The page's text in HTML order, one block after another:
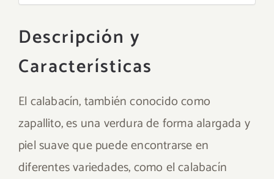
Descripción y
Características
El calabacín, también conocido como
zapallito, es una verdura de forma alargada y
piel suave que puede encontrarse en
diferentes variedades, como el calabacín